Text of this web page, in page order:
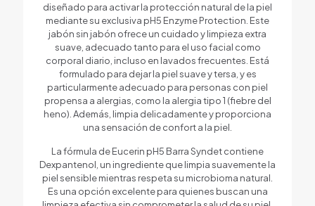
diseñado para activar la protección natural de la piel
mediante su exclusiva pH5 Enzyme Protection. Este
jabón sin jabón ofrece un cuidado y limpieza extra
suave, adecuado tanto para el uso facial como
corporal diario, incluso en lavados frecuentes. Está
formulado para dejar la piel suave y tersa, y es
particularmente adecuado para personas con piel
propensa a alergias, como la alergia tipo 1 (fiebre del
heno). Además, limpia delicadamente y proporciona
una sensación de confort a la piel.
La fórmula de Eucerin pH5 Barra Syndet contiene
Dexpantenol, un ingrediente que limpia suavemente la
piel sensible mientras respeta su microbioma natural.
Es una opción excelente para quienes buscan una